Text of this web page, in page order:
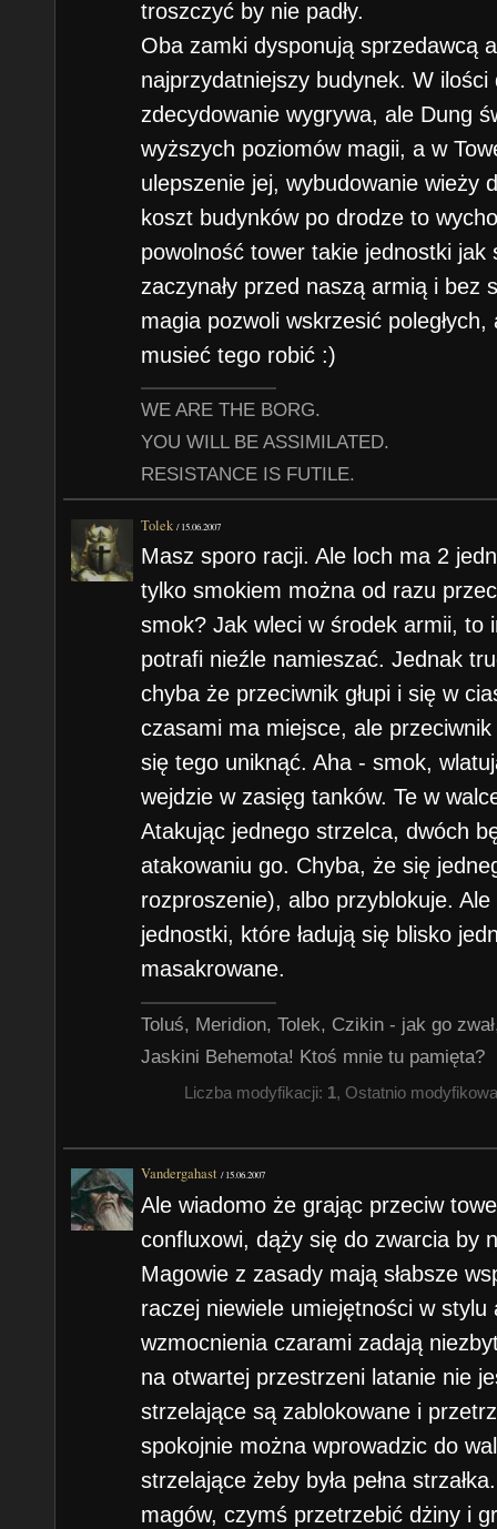
troszczyć by nie padły.
Oba zamki dysponują sprzedawcą
najprzydatniejszy budynek. W
zdecydowanie wygrywa, ale Dung
wyższych poziomów magii, a w
ulepszenie jej, wybudowanie wieży
koszt budynków po drodze to
powolność tower takie jednostki
zaczynały przed naszą armią i bez
magia pozwoli wskrzesić
musieć tego robić :)
WE ARE THE BORG.
YOU WILL BE ASSIMILATED.
RESISTANCE IS FUTILE.
Tolek /15.06.2007
Masz sporo racji. Ale loch ma 2
tylko smokiem można od razu
smok? Jak wleci w środek armii, to
potrafi nieźle namieszać. Jednak
chyba że przeciwnik głupi i się w
czasami ma miejsce, ale
się tego uniknąć. Aha - smok,
wejdzie w zasięg tanków. Te w
Atakując jednego strzelca, dwóch
atakowaniu go. Chyba, że się
rozproszenie), albo przyblokuje.
jednostki, które ładują się blisko
masakrowane.
Toluś, Meridion, Tolek, Czikin - jak go
Jaskini Behemota! Ktoś mnie tu pamięta?
Liczba modyfikacji: 1, Ostatnio
Vandergahast /15.06.2007
Ale wiadomo że grając przeciw
confluxowi, dąży się do zwarcia by
Magowie z zasady mają słabsze
raczej niewiele umiejętności w
wzmocnienia czarami zadają
na otwartej przestrzeni latanie nie
strzelające są zablokowane i
spokojnie można wprowadzic do
strzelające żeby była pełna
magów, czymś przetrzebić dżiny i